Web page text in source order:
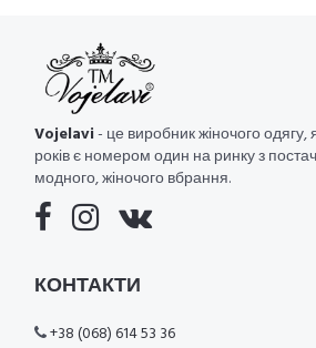
Vojelavi- це виробник жіночого одягу,
років є номером один на ринку з
модного, жіночого вбрання.
КОНТАКТИ
+38 (068) 614 53 36